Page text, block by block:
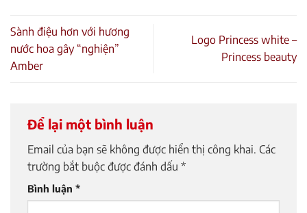
Sành điệu hơn với hương
nước hoa gây “nghiện”
Amber
Logo Princess white –
Princess beauty
Để lại một bình luận
Email của bạn sẽ không được hiển thị công khai. Các
trường bắt buộc được đánh dấu *
Bình luận *